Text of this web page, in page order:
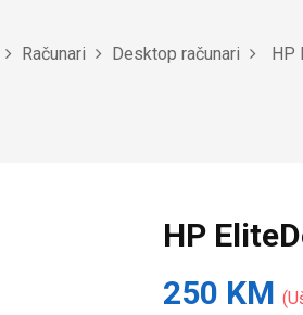
Računari Desktop računari HP
HP
250 KM